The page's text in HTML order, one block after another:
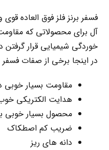
فسفر برنز فلز فوق العاده
آل برای محصولاتی که
خوردگی شیمیایی قرار
در اینجا برخی از صفات
مقاومت بسیار خوبی
هدایت الکتریکی
محصول بسیار خوبی
ضریب کم اصطکاک
دانه های ریز